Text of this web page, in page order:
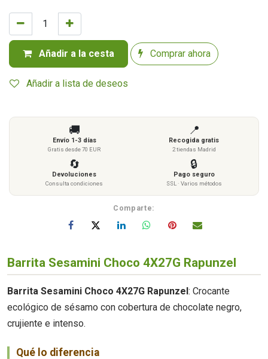
Añadir a la cesta Comprar ahora
Añadir a lista de deseos
🚚
Envío 1-3 días
Gratis desde 70 EUR
📍
Recogida gratis
2 tiendas Madrid
🔄
Devoluciones
Consulta condiciones
🔒
Pago seguro
SSL · Varios métodos
Comparte:
Barrita Sesamini Choco 4X27G Rapunzel
Barrita Sesamini Choco 4X27G Rapunzel: Crocante
ecológico de sésamo con cobertura de chocolate negro,
crujiente e intenso.
Qué lo diferencia